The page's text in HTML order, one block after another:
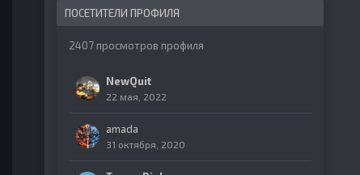
ПОСЕТИТЕЛИ ПРОФИЛЯ
2407 просмотров профиля
NewQuit
22 мая, 2022
amada
31 октября, 2020